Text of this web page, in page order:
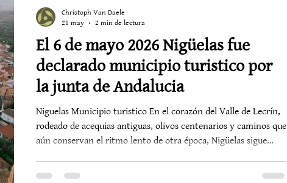
El 6 de mayo 2026 Nigüelas fue
declarado municipio turistico por
la junta de Andalucia
Niguelas Municipio turistico En el corazón del Valle de Lecrín,
rodeado de acequias antiguas, olivos centenarios y caminos que
aún conservan el ritmo lento de otra época, Nigüelas sigue
consciente, sostenible y humano. La declaración de Municipio
Christoph Van Daele
21 may
2 min de lectura